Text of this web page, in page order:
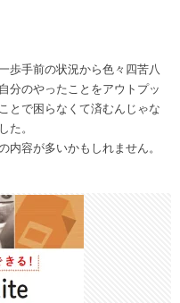
歩手前の状況から色々四苦八
分のやったことをアウトプッ
とで困らなくて済むんじゃな
た。
容が多いかもしれません。